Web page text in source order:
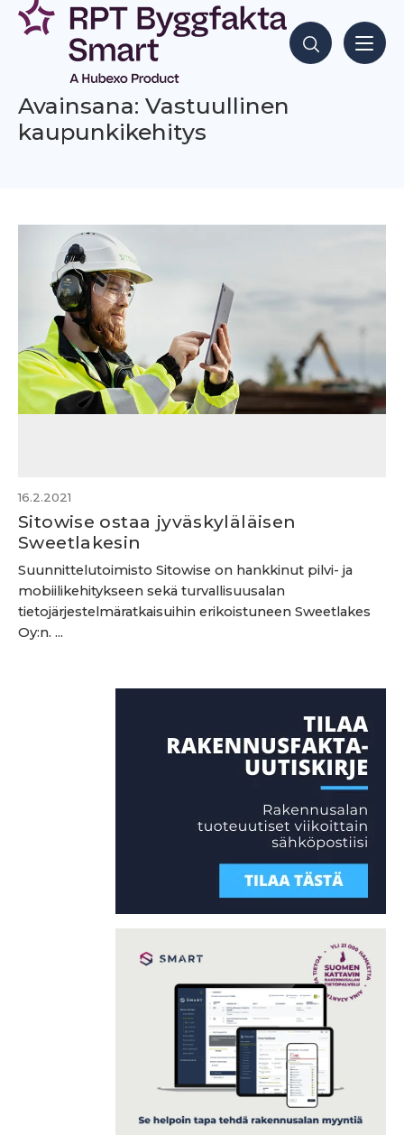
Siirry
sisältöön
Hae sisältöjä
Avainsana: Vastuullinen
kaupunkikehitys
16.2.2021
Sitowise ostaa jyväskyläläisen
Sweetlakesin
Suunnittelutoimisto Sitowise on hankkinut pilvi- ja
mobiilikehitykseen sekä turvallisuusalan
tietojärjestelmäratkaisuihin erikoistuneen Sweetlakes
Oy:n. ...